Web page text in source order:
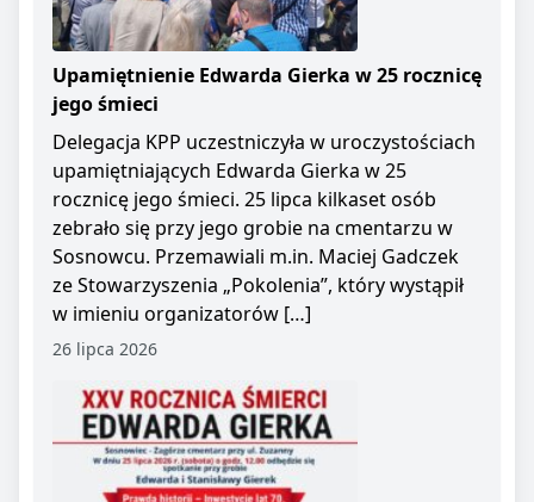
Upamiętnienie Edwarda Gierka w 25 rocznicę
jego śmieci
Delegacja KPP uczestniczyła w uroczystościach
upamiętniających Edwarda Gierka w 25
rocznicę jego śmieci. 25 lipca kilkaset osób
zebrało się przy jego grobie na cmentarzu w
Sosnowcu. Przemawiali m.in. Maciej Gadczek
ze Stowarzyszenia „Pokolenia”, który wystąpił
w imieniu organizatorów […]
26 lipca 2026